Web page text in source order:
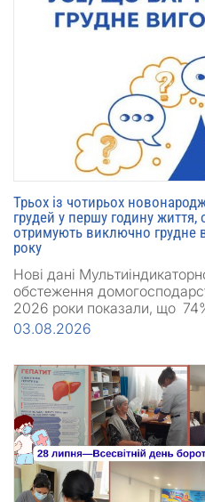
Трьох із чотирьох
грудей у першу годину
отримують виключно грудне
року
Нові дані
обстеження
2026 роки показали, що
03.08.2026